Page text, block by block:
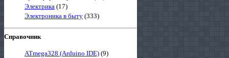
Электрика (17)
Электроника в быту (333)
Справочник
ATmega328 (Arduino IDE) (9)